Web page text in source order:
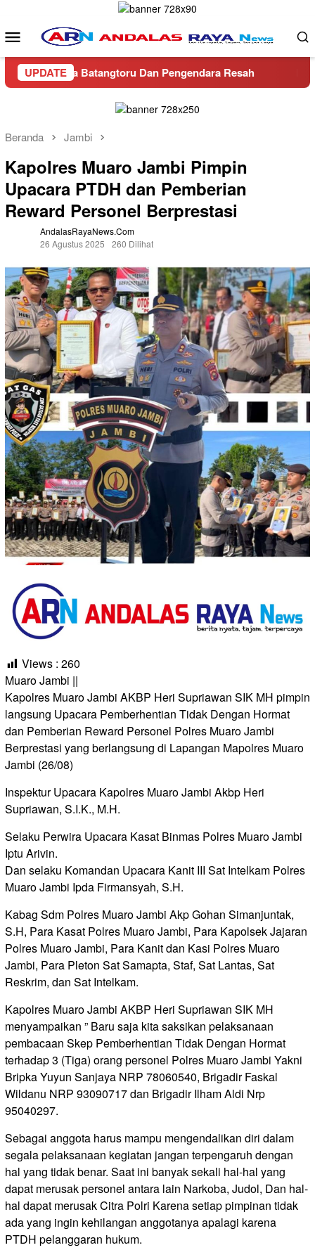
konten
Menu
Mobile
UPDATE
Batangtoru Dan Pengendara Resah Ditreskrimsus
Beranda Jambi
Kapolres Muaro Jambi Pimpin
Upacara PTDH dan Pemberian
Reward Personel Berprestasi
AndalasRayaNews.com
26 Agustus 2025
260 Dilihat
Views : 260
Muaro Jambi ||
Kapolres Muaro Jambi AKBP Heri Supriawan SIK MH pimpin
langsung Upacara Pemberhentian Tidak Dengan Hormat
dan Pemberian Reward Personel Polres Muaro Jambi
Berprestasi yang berlangsung di Lapangan Mapolres Muaro
Jambi (26/08)
Inspektur Upacara Kapolres Muaro Jambi Akbp Heri
Supriawan, S.I.K., M.H.
Selaku Perwira Upacara Kasat Binmas Polres Muaro Jambi
Iptu Arivin.
Dan selaku Komandan Upacara Kanit III Sat Intelkam Polres
Muaro Jambi Ipda Firmansyah, S.H.
Kabag Sdm Polres Muaro Jambi Akp Gohan Simanjuntak,
S.H, Para Kasat Polres Muaro Jambi, Para Kapolsek Jajaran
Polres Muaro Jambi, Para Kanit dan Kasi Polres Muaro
Jambi, Para Pleton Sat Samapta, Staf, Sat Lantas, Sat
Reskrim, dan Sat Intelkam.
Kapolres Muaro Jambi AKBP Heri Supriawan SIK MH
menyampaikan ” Baru saja kita saksikan pelaksanaan
pembacaan Skep Pemberhentian Tidak Dengan Hormat
terhadap 3 (Tiga) orang personel Polres Muaro Jambi Yakni
Bripka Yuyun Sanjaya NRP 78060540, Brigadir Faskal
Wildanu NRP 93090717 dan Brigadir Ilham Aldi Nrp
95040297.
Sebagai anggota harus mampu mengendalikan diri dalam
segala pelaksanaan kegiatan jangan terpengaruh dengan
hal yang tidak benar. Saat ini banyak sekali hal-hal yang
dapat merusak personel antara lain Narkoba, Judol, Dan hal-
hal dapat merusak Citra Polri Karena setiap pimpinan tidak
ada yang ingin kehilangan anggotanya apalagi karena
PTDH pelanggaran hukum.